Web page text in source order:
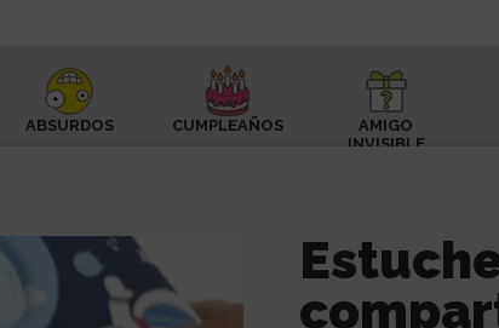
ABSURDOS CUMPLEAÑOS
AMIGO
INVISIBLE